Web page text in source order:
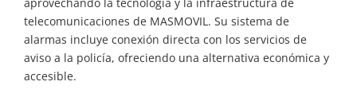
telecomunicaciones de MASMOVIL. Su sistema de
alarmas incluye conexión directa con los servicios de
aviso a la policía, ofreciendo una alternativa económica y
accesible.